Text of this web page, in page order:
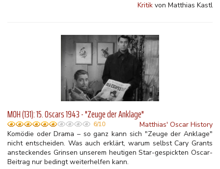
Kritik von Matthias Kastl
MOH (131): 15. Oscars 1943 - "Zeuge der Anklage"
6/10
Matthias' Oscar History
Komödie oder Drama – so ganz kann sich "Zeuge der Anklage"
nicht entscheiden. Was auch erklärt, warum selbst Cary Grants
ansteckendes Grinsen unserem heutigen Star-gespickten Oscar-
Beitrag nur bedingt weiterhelfen kann.